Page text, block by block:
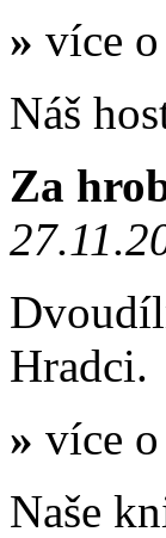
» více o
Náš
Za
Hradci.
» více o
Naše